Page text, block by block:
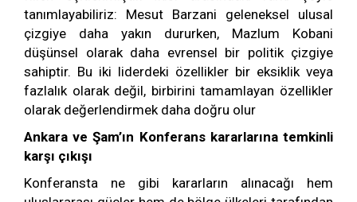
tanımlayabiliriz: Mesut Barzani geleneksel ulusal
çizgiye daha yakın dururken, Mazlum Kobani
düşünsel olarak daha evrensel bir politik çizgiye
sahiptir. Bu iki liderdeki özellikler bir eksiklik veya
fazlalık olarak değil, birbirini tamamlayan özellikler
olarak değerlendirmek daha doğru olur
Ankara ve Şam’ın Konferans kararlarına temkinli
karşı çıkışı
Konferansta ne gibi kararların alınacağı hem